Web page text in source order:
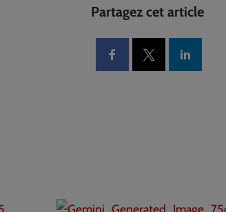
Partagez cet article